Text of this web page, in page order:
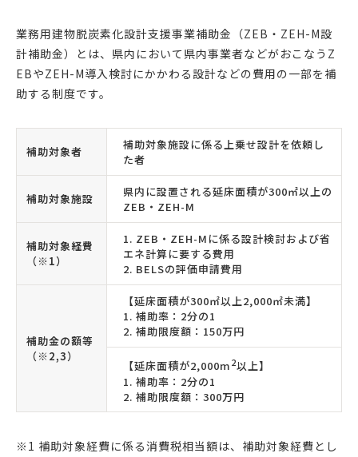
業務用建物脱炭素化設計支援事業補助金（ZEB・ZEH-M設
計補助金）とは、県内において県内事業者などがおこなうZ
EBやZEH-M導入検討にかかわる設計などの費用の一部を補
助する制度です。
補助対象者
補助対象施設に係る上乗せ設計を依頼し
た者
補助対象施設
県内に設置される延床面積が300㎡以上の
ZEB・ZEH-M
補助対象経費
（※1）
1. ZEB・ZEH-Mに係る設計検討および省
エネ計算に要する費用
2. BELSの評価申請費用
補助金の額等
（※2,3）
【延床面積が300㎡以上2,000㎡未満】
1. 補助率：2分の1
2. 補助限度額：150万円
【延床面積が2,000m2以上】
1. 補助率：2分の1
2. 補助限度額：300万円
※1 補助対象経費に係る消費税相当額は、補助対象経費とし